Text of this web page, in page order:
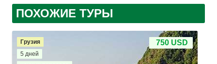
ПОХОЖИЕ ТУРЫ
750 USD
Грузия
5 дней